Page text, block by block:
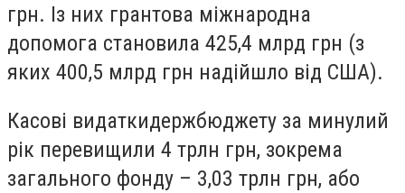
грн. Із них грантова міжнародна
допомога становила 425,4 млрд грн (з
яких 400,5 млрд грн надійшло від США).
Касові видаткидержбюджету за минулий
рік перевищили 4 трлн грн, зокрема
загального фонду – 3,03 трлн грн, або